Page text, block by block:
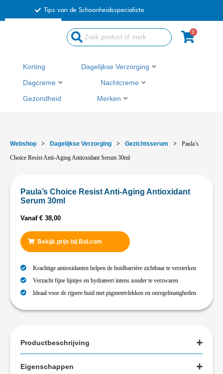
Tips van de Schoonheidsspecialiste
0
Korting Dagelijkse Verzorging
Dagcreme Nachtcreme
Gezondheid Merken
Webshop > Dagelijkse Verzorging > Gezichtsserum >
Paula’s
Choice Resist Anti-Aging Antioxidant Serum 30ml
Paula’s Choice Resist Anti-Aging Antioxidant
Serum 30ml
Vanaf € 38,00
Bekijk prijs bij Bol.com
Krachtige antioxidanten helpen de huidbarrière zichtbaar te versterken
Verzacht fijne lijntjes en hydrateert intens zonder te verzwaren
Ideaal voor de rijpere huid met pigmentvlekken en onregelmatigheden
Productbeschrijving
Eigenschappen